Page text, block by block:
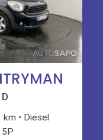
km
Diesel
5P